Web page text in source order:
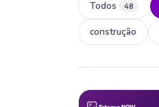
Todos 48
construção